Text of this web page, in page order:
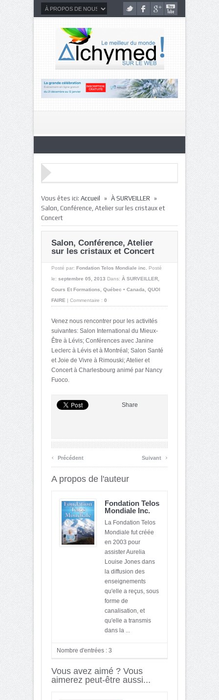
Vous êtes ici: Accueil » À SURVEILLER »
Salon, Conférence, Atelier sur les cristaux et
Concert
Salon, Conférence, Atelier
sur les cristaux et Concert
Posté par: Fondation Telos Mondiale inc.
Posté
le: septembre 05, 2013 Dans: À SURVEILLER
Cours Et Formations
Québec • Canada
QUOI
FAIRE | Commentaire : 0
Venez nous rencontrer pour les activités
suivantes: Salon International du Mieux-
Être à Lévis; Conférences avec Janine
Leclerc à Lévis et à Montréal; Salon Santé
et Joie de Vivre à Rimouski; Atelier et
Concert à Charlesbourg animé par Nancy
Fuoco.
Share
‹ Précédent Suivant ›
A propos de l'auteur
Fondation Telos
Mondiale Inc.
La Fondation Telos
Mondiale fut créée
en 2003 pour
assister Aurelia
Louise Jones dans
la diffusion des
enseignements
qu'elle a reçus, sous
forme de
canalisation, et
qu'elle a transmis
dans la ...
Nombre d'entrées : 3
Vous avez aimé ? Vous
aimerez peut-être aussi...